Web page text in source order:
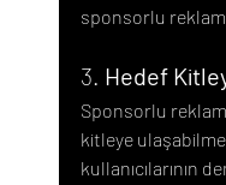
sponsorlu
3. Hedef
Sponsorlu
kitleye
kullanıcılarının